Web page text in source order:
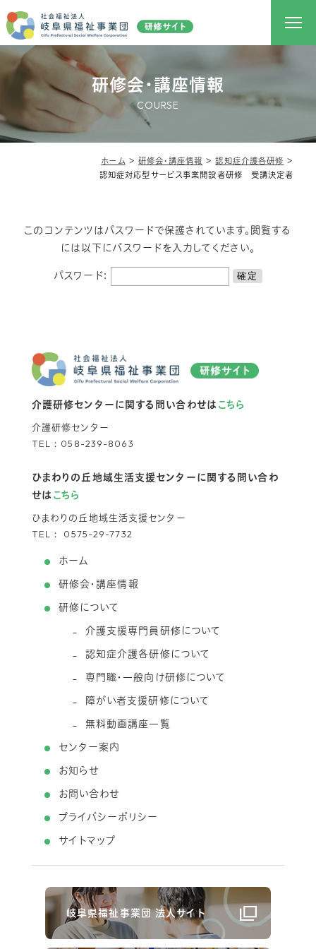
研修会・講座情報
COURSE
ホーム ＞研修会・講座情報 ＞認知症介護各研修 ＞
認知症対応型サービス事業開設者研修 受講決定者
このコンテンツはパスワードで保護されています。閲覧する
には以下にパスワードを入力してください。
パスワード:
介護研修センターに関する問い合わせは こちら
介護研修センター
TEL： 058-239-8063
ひまわりの丘地域生活支援センターに関する問い合わ
せは こちら
ひまわりの丘地域生活支援センター
TEL： 0575-29-7732
ホーム
研修会・講座情報
研修について
介護支援専門員研修について
認知症介護各研修について
専門職・一般向け研修について
障がい者支援研修について
無料動画講座一覧
センター案内
お知らせ
お問い合わせ
プライバシーポリシー
サイトマップ
岐阜県福祉事業団 法人サイト